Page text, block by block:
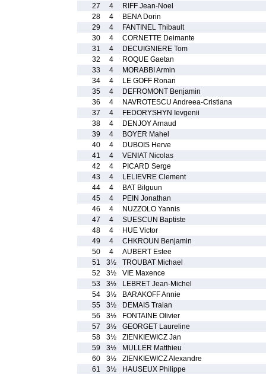
27
4
RIFF Jean-Noel
28
4
BENA Dorin
29
4
FANTINEL Thibault
30
4
CORNETTE Deimante
31
4
DECUIGNIERE Tom
32
4
ROQUE Gaetan
33
4
MORABBI Armin
34
4
LE GOFF Ronan
35
4
DEFROMONT Benjamin
36
4
NAVROTESCU Andreea-Cristiana
37
4
FEDORYSHYN Ievgenii
38
4
DENJOY Arnaud
39
4
BOYER Mahel
40
4
DUBOIS Herve
41
4
VENIAT Nicolas
42
4
PICARD Serge
43
4
LELIEVRE Clement
44
4
BAT Bilguun
45
4
PEIN Jonathan
46
4
NUZZOLO Yannis
47
4
SUESCUN Baptiste
48
4
HUE Victor
49
4
CHKROUN Benjamin
50
4
AUBERT Estee
51
3½
TROUBAT Michael
52
3½
VIE Maxence
53
3½
LEBRET Jean-Michel
54
3½
BARAKOFF Annie
55
3½
DEMAIS Traian
56
3½
FONTAINE Olivier
57
3½
GEORGET Laureline
58
3½
ZIENKIEWICZ Jan
59
3½
MULLER Matthieu
60
3½
ZIENKIEWICZ Alexandre
61
3½
HAUSEUX Philippe